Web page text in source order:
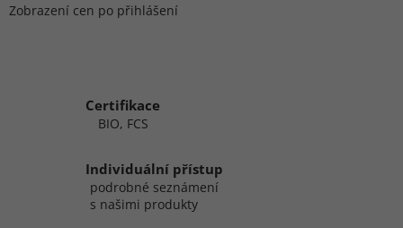
Zobrazení cen po přihlášení
Certifikace
BIO, FCS
Individuální přístup
podrobné seznámení
s našimi produkty